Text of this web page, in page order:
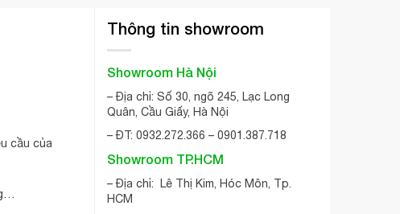
cầu của
Thông tin showroom
Showroom Hà Nội
– Địa chỉ: Số 30, ngõ 245, Lạc Long
Quân, Cầu Giấy, Hà Nội
– ĐT: 0932.272.366 – 0901.387.718
Showroom TP.HCM
– Địa chỉ: Lê Thị Kim, Hóc Môn, Tp.
HCM